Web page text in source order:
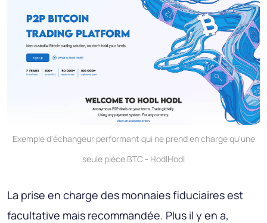
Exemple d'échangeur performant qui ne prend en charge qu'une
seule pièce BTC - HodlHodl
La prise en charge des monnaies fiduciaires est
facultative mais recommandée. Plus il y en a,